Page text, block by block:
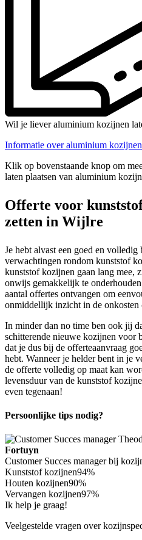
Wil je liever aluminium kozijnen
Informatie over aluminium kozijnen
Klik op bovenstaande knop om
laten plaatsen van aluminium
Offerte voor
zetten in Wijlre
Je hebt alvast een goed en volledig
verwachtingen rondom kunststof
kunststof kozijnen gaan lang mee,
onwijs gemakkelijk te
aantal offertes ontvangen om
onmiddellijk inzicht in de onkosten
In minder dan no time ben ook jij
schitterende nieuwe kozijnen voor
dat je dus bij de offerteaanvraag
hebt. Wanneer je helder bent in je
de offerte volledig op maat kan
levensduur van de kunststof
even tegenaan!
Persoonlijke tips nodig?
Fortuyn
Customer Succes manager bij
Kunststof kozijnen94%
Houten kozijnen90%
Vervangen kozijnen97%
Ik help je graag!
Veelgestelde vragen over